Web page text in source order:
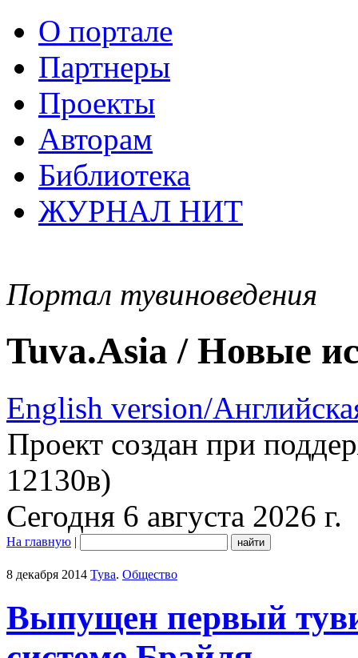
О портале
Партнеры
Проекты
Авторам
Библиотека
ЖУРНАЛ НИТ
Портал тувиноведения
Tuva.Asia / Новые
English version/
Проект создан при
12130в)
Сегодня 6 августа 2026 г.
На главную |
8 декабря 2014 Тува. Общество
Выпущен первый